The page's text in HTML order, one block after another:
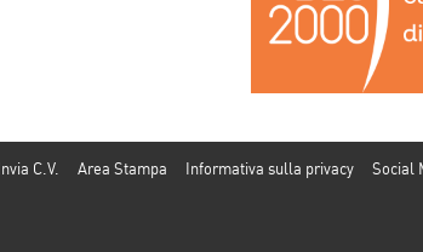
C.V. Area Stampa Informativa sulla privacy Social